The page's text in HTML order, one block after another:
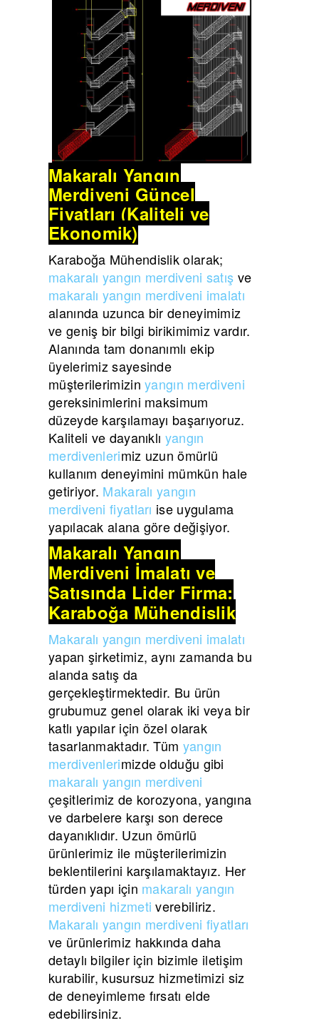
Makaralı Yangın
Merdiveni Güncel
Fiyatları (Kaliteli ve
Ekonomik)
Karaboğa Mühendislik olarak;
makaralı yangın merdiveni satış ve
makaralı yangın merdiveni imalatı
alanında uzunca bir deneyimimiz
ve geniş bir bilgi birikimimiz vardır.
Alanında tam donanımlı ekip
üyelerimiz sayesinde
müşterilerimizinyangın merdiveni
gereksinimlerini maksimum
düzeyde karşılamayı başarıyoruz.
Kaliteli ve dayanıklı yangın
merdivenlerimiz uzun ömürlü
kullanım deneyimini mümkün hale
getiriyor. Makaralı yangın
merdiveni fiyatları ise uygulama
yapılacak alana göre değişiyor.
Makaralı Yangın
Merdiveni İmalatı ve
Satışında Lider Firma:
Karaboğa Mühendislik
Makaralı yangın merdiveni imalatı
yapan şirketimiz, aynı zamanda bu
alanda satış da
gerçekleştirmektedir. Bu ürün
grubumuz genel olarak iki veya bir
katlı yapılar için özel olarak
tasarlanmaktadır. Tüm yangın
merdivenlerimizde olduğu gibi
makaralı yangın merdiveni
çeşitlerimiz de korozyona, yangına
ve darbelere karşı son derece
dayanıklıdır. Uzun ömürlü
ürünlerimiz ile müşterilerimizin
beklentilerini karşılamaktayız. Her
türden yapı için makaralı yangın
merdiveni hizmeti verebiliriz.
Makaralı yangın merdiveni fiyatları
ve ürünlerimiz hakkında daha
detaylı bilgiler için bizimle iletişim
kurabilir, kusursuz hizmetimizi siz
de deneyimleme fırsatı elde
edebilirsiniz.